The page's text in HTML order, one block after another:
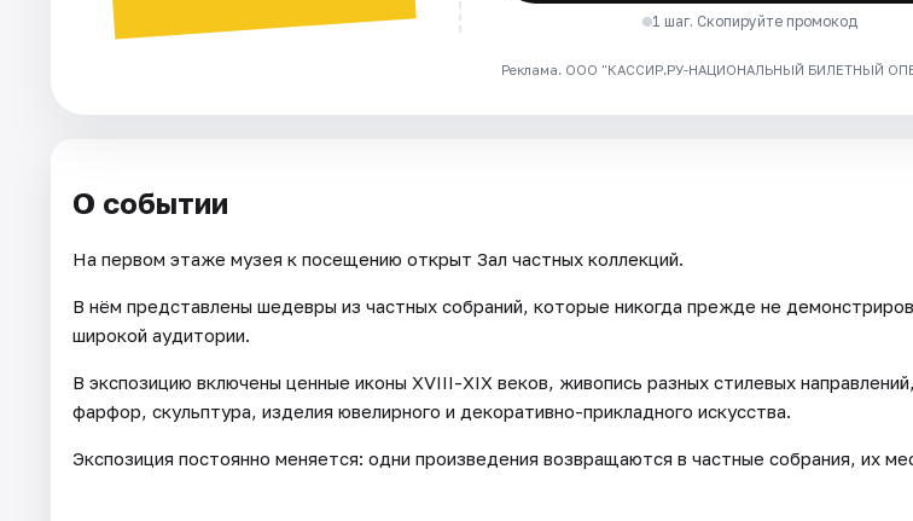
1 шаг. Скопируйте промокод
Реклама. ООО "КАССИР.РУ-НАЦИОНАЛЬНЫЙ БИЛЕТНЫЙ
О событии
На первом этаже музея к посещению открыт Зал частных коллекций.
В нём представлены шедевры из частных собраний, которые никогда прежде не
широкой аудитории.
В экспозицию включены ценные иконы ХVIII-XIX веков, живопись разных стилевых
фарфор, скульптура, изделия ювелирного и декоративно-прикладного искусства.
Экспозиция постоянно меняется: одни произведения возвращаются в частные собрания, их